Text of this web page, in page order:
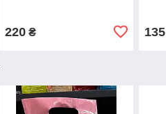
220₴ 135